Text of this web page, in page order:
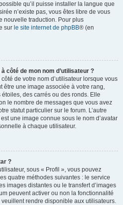
qu’il puisse installer la langue que
n’existe pas, vous êtes libre de vous
nouvelle traduction. Pour plus
sur le site internet de phpBB® (en
côté de mon nom d’utilisateur ?
de votre nom d’utilisateur lorsque vous
être une image associée à votre rang,
des carrés ou des ronds. Elle
le nombre de messages que vous avez
statut particulier sur le forum. L’autre
une image connue sous le nom d’avatar
à chaque utilisateur.
?
sous « Profil », vous pouvez
quatre méthodes suivantes : le service
images distantes ou le transfert d’images
peuvent activer ou non la fonctionnalité
veuillent rendre disponible aux utilisateurs.